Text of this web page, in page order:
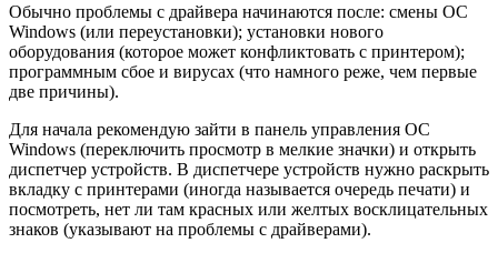
Обычно проблемы с драйвера начинаются после: смены ОС
Windows (или переустановки); установки нового
оборудования (которое может конфликтовать с принтером);
программным сбое и вирусах (что намного реже, чем первые
две причины).
Для начала рекомендую зайти в панель управления ОС
Windows (переключить просмотр в мелкие значки) и открыть
диспетчер устройств. В диспетчере устройств нужно раскрыть
вкладку с принтерами (иногда называется очередь печати) и
посмотреть, нет ли там красных или желтых восклицательных
знаков (указывают на проблемы с драйверами).